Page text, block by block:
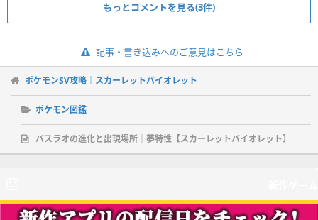
もっとコメントを見る(3件)
記事・書き込みへのご意見はこちら
ポケモンSV攻略｜スカーレットバイオレット
ポケモン図鑑
バスラオの進化と出現場所｜夢特性【スカーレットバイオレット】